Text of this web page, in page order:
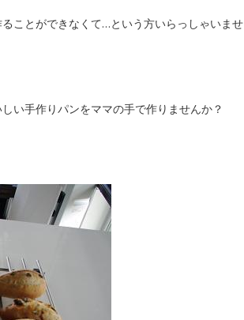
ことができなくて…という方いらっしゃいませ
い手作りパンをママの手で作りませんか？